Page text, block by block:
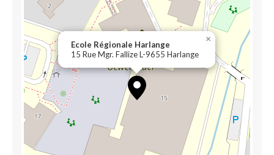
Ecole Régionale Harlange
15 Rue Mgr. Fallize L-9655 Harlange
×